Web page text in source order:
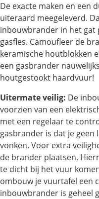
De exacte maken en een
uiteraard meegeleverd.
inbouwbrander in het gat
gasfles. Camoufleer de
keramische houtblokken
een gasbrander
houtgestookt haardvuur!
Uitermate veilig: De
voorzien van een
met een regelaar te
gasbrander is dat je
vonken. Voor extra
de brander plaatsen.
te dicht bij het vuur
ombouw je vuurtafel een
inbouwbrander is geheel